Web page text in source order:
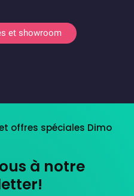
et showroom
offres spéciales Dimo
à notre